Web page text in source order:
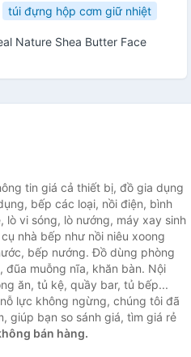
túi đựng hộp cơm giữ nhiệt
Nature Shea Butter Face
tin giá cả thiết bị, đồ gia dụng
bếp các loại, nồi điện, bình
lò vi sóng, lò nướng, máy xay sinh
nhà bếp như nồi niêu xoong
bếp nướng. Đồ dùng phòng
muỗng nĩa, khăn bàn. Nội
ăn, tủ kệ, quầy bar, tủ bếp...
lực không ngừng, chúng tôi đã
giúp bạn so sánh giá, tìm giá rẻ
bán hàng.